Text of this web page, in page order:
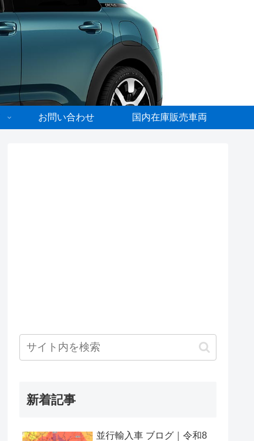
お問い合わせ 国内在庫販売車両
新着記事
並行輸入車 ブログ｜令和8